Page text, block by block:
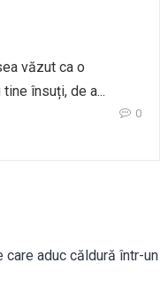
văzut ca o
însuți, de a...
0
care aduc căldură într-un